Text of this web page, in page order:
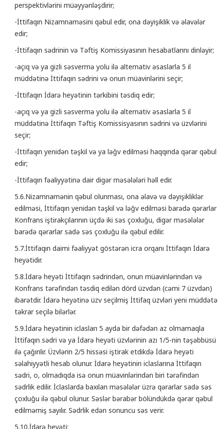
perspektivlərini müəyyənləşdirir;
-İttifaqın Nizamnaməsini qəbul edir, ona dəyişiklik və əlavələr
edir;
-İttifaqın sədrinin və Təftiş Komissiyasının hesabatlarını dinləyir;
-açıq və ya gizli səsvermə yolu ilə alternativ əsaslarla 5 il
müddətinə İttifaqın sədrini və onun müavinlərini seçir;
-İttifaqın İdarə heyətinin tərkibini təsdiq edir;
-açıq və ya gizli səsvermə yolu ilə alternativ əsaslarla 5 il
müddətinə İttifaqın Təftiş Komissisyasının sədrini və üzvlərini
seçir;
-İttifaqın yenidən təşkil və ya ləğv edilməsi haqqında qərar qəbul
edir;
-İttifaqın fəaliyyətinə dair digər məsələləri həll edir.
5.6.Nizamnamənin qəbul olunması, ona əlavə və dəyişikliklər
edilməsi, İttifaqın yenidən təşkil və ləğv edilməsi barədə qərarlar
Konfrans iştirakçılarının üçdə iki səs çoxluğu, digər məsələlər
barədə qərarlar sadə səs çoxluğu ilə qəbul edilir.
5.7.İttifaqın daimi fəaliyyət göstərən icra orqanı İttifaqın İdarə
heyətidir.
5.8.İdarə heyəti İttifaqın sədrindən, onun müavinlərindən və
Konfrans tərəfindən təsdiq edilən dörd üzvdən (cəmi 7 üzvdən)
ibarətdir. İdarə heyətinə üzv seçilmiş İttifaq üzvləri yeni müddətə
təkrar seçilə bilərlər.
5.9.İdarə heyətinin iclasları 5 ayda bir dəfədən az olmamaqla
İttifaqın sədri və ya İdarə heyəti üzvlərinin azı 1/5-nin təşəbbüsü
ilə çağırılır. Üzvlərin 2/5 hissəsi iştirak etdikdə İdarə heyəti
səlahiyyətli hesab olunur. İdarə heyətinin iclaslarına İttifaqın
sədri, o, olmadıqda isə onun müavinlərindən biri tərəfindən
sədrlik edilir. İclaslarda baxılan məsələlər üzrə qərarlar sadə səs
çoxluğu ilə qəbul olunur. Səslər bərabər bölündükdə qərar qəbul
edilməmiş sayılır. Sədrlik edən sonuncu səs verir.
5.10.İdarə heyəti: